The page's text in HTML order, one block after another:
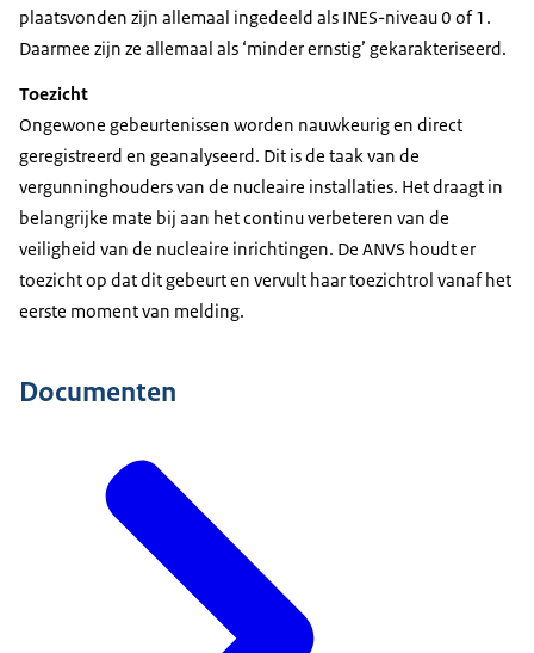
plaatsvonden zijn allemaal ingedeeld als INES-niveau 0 of 1.
Daarmee zijn ze allemaal als ‘minder ernstig’ gekarakteriseerd.
Toezicht
Ongewone gebeurtenissen worden nauwkeurig en direct
geregistreerd en geanalyseerd. Dit is de taak van de
vergunninghouders van de nucleaire installaties. Het draagt in
belangrijke mate bij aan het continu verbeteren van de
veiligheid van de nucleaire inrichtingen. De ANVS houdt er
toezicht op dat dit gebeurt en vervult haar toezichtrol vanaf het
eerste moment van melding.
Documenten